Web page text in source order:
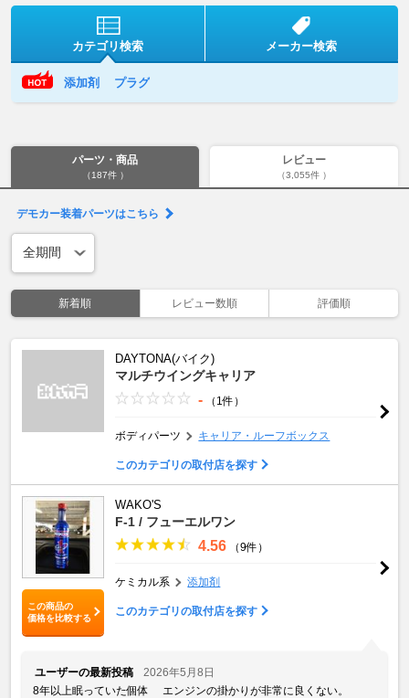
カテゴリ検索 メーカー検索
添加剤 プラグ
パーツ・商品
（187件 ）
レビュー
（3,055件 ）
デモカー装着パーツはこちら
新着順 レビュー数順 評価順
DAYTONA(バイク)
マルチウイングキャリア
- （1件）
ボディパーツ キャリア・ルーフボックス
このカテゴリの取付店を探す
この商品の
価格を比較する
WAKO'S
F-1 / フューエルワン
4.56 （9件）
ケミカル系 添加剤
このカテゴリの取付店を探す
ユーザーの最新投稿
2026年5月8日
8年以上眠っていた個体 エンジンの掛かりが非常に良くない。